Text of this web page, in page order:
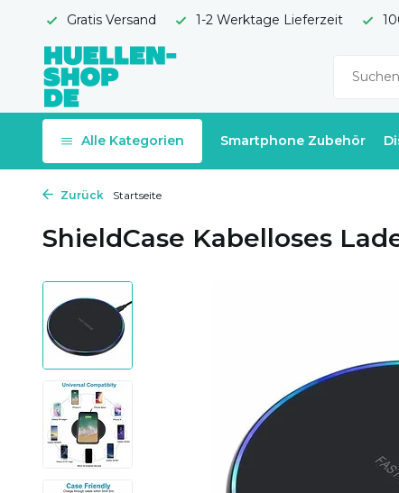
Gratis Versand 1-2 Werktage Lieferzeit
Alle Kategorien Smartphone Zubehör
Zurück Startseite
ShieldCase Kabelloses